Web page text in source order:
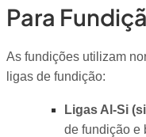
Para
As fundições utilizam
ligas de fundição:
Ligas Al-Si
de fundição e